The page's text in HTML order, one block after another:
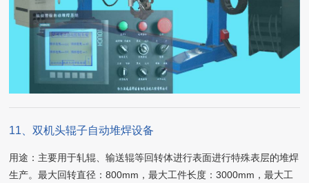
11、双机头辊子自动堆焊设备
用途：主要用于轧辊、输送辊等回转体进行表面进行特殊表层的堆焊
生产。最大回转直径：800mm，最大工件长度：3000mm，最大工